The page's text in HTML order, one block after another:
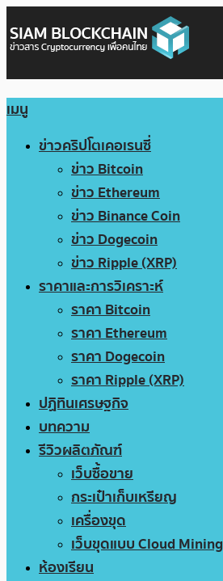
เมนู
ข่าวคริปโตเคอเรนซี่
ข่าว Bitcoin
ข่าว Ethereum
ข่าว Binance Coin
ข่าว Dogecoin
ข่าว Ripple (XRP)
ราคาและการวิเคราะห์
ราคา Bitcoin
ราคา Ethereum
ราคา Dogecoin
ราคา Ripple (XRP)
ปฏิทินเศรษฐกิจ
บทความ
รีวิวผลิตภัณฑ์
เว็บซื้อขาย
กระเป๋าเก็บเหรียญ
เครื่องขุด
เว็บขุดแบบ Cloud Mining
ห้องเรียน